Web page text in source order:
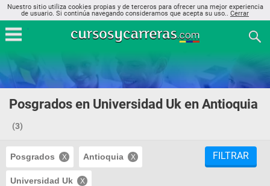
Nuestro sitio utiliza cookies propias y de terceros para ofrecer una mejor experiencia
de usuario. Si continúa navegando consideramos que acepta su uso.. Cerrar
Posgrados en Universidad Uk en Antioquia
(3)
Posgrados Antioquia
Universidad Uk
FILTRAR